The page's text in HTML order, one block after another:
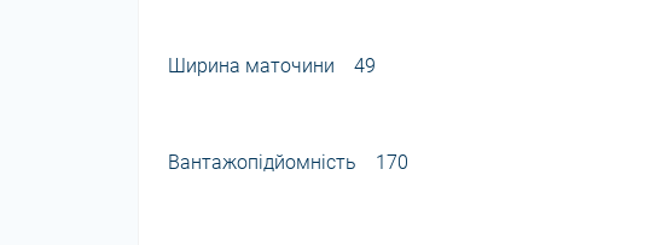
Ширина маточини 49
Вантажопідйомність 170